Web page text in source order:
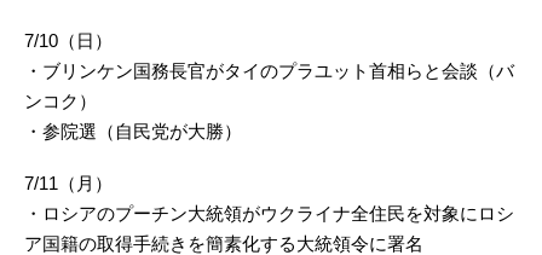
7/10（日）
・ブリンケン国務長官がタイのプラユット首相らと会談（バ
ンコク）
・参院選（自民党が大勝）
7/11（月）
・ロシアのプーチン大統領がウクライナ全住民を対象にロシ
ア国籍の取得手続きを簡素化する大統領令に署名